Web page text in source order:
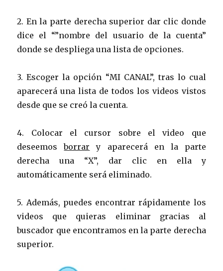
2. En la parte derecha superior dar clic donde
dice el “”nombre del usuario de la cuenta”
donde se despliega una lista de opciones.
3. Escoger la opción “MI CANAL”, tras lo cual
aparecerá una lista de todos los videos vistos
desde que se creó la cuenta.
4. Colocar el cursor sobre el video que
deseemosborrar y aparecerá en la parte
derecha una “X”, dar clic en ella y
automáticamente será eliminado.
5. Además, puedes encontrar rápidamente los
videos que quieras eliminar gracias al
buscador que encontramos en la parte derecha
superior.